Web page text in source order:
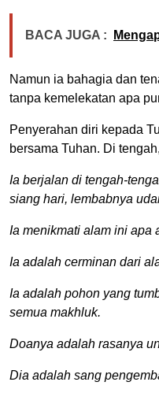
BACA JUGA :
Namun ia bahagia dan
tanpa kemelekatan apa
Penyerahan diri kepada
bersama Tuhan. Di
Ia berjalan di tengah-
siang hari, lembabnya
Ia menikmati alam ini apa
Ia adalah cerminan dari
Ia adalah pohon yang
semua makhluk.
Doanya adalah rasanya
Dia adalah sang